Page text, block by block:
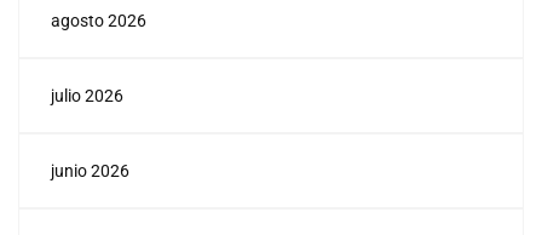
agosto 2026
julio 2026
junio 2026